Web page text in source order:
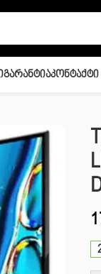
ᲒარანტიაᲙონტაქტი